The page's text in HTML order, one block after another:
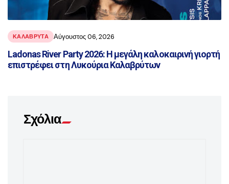
ΚΑΛΑΒΡΥΤΑ Αύγουστος 06, 2026
Ladonas River Party 2026: Η μεγάλη καλοκαιρινή γιορτή
επιστρέφει στη Λυκούρια Καλαβρύτων
Σχόλια